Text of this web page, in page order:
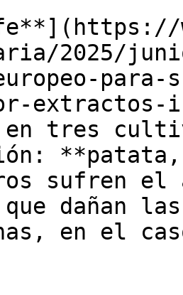
2025/
extractos-
en tres
sufren el
dañan
en el